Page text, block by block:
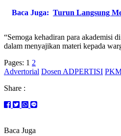
Baca Juga: Turun Langsung
“Semoga kehadiran para akademisi
dalam menyajikan materi kepada
Pages: 1 2
Advertorial Dosen ADPERTISI
Share :
Baca Juga